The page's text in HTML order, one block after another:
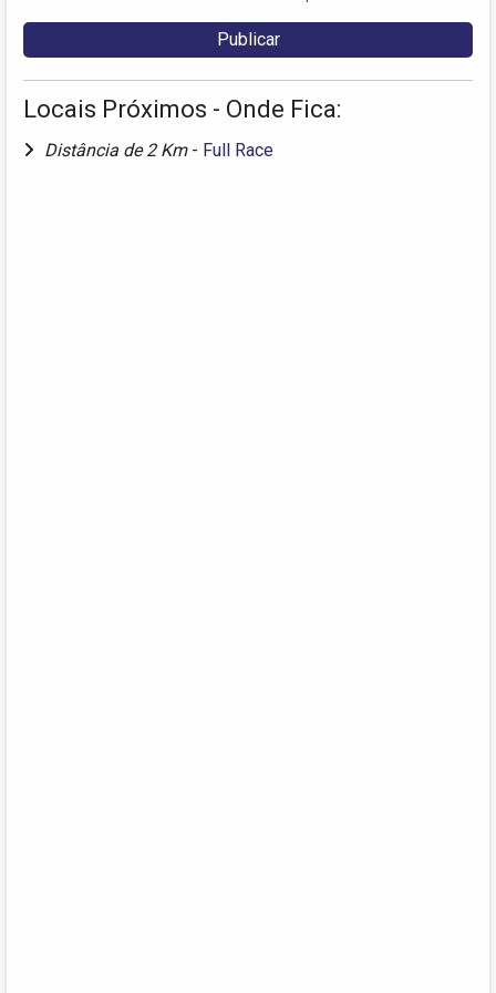
Locais Próximos - Onde Fica:
Distância de 2 Km - Full Race